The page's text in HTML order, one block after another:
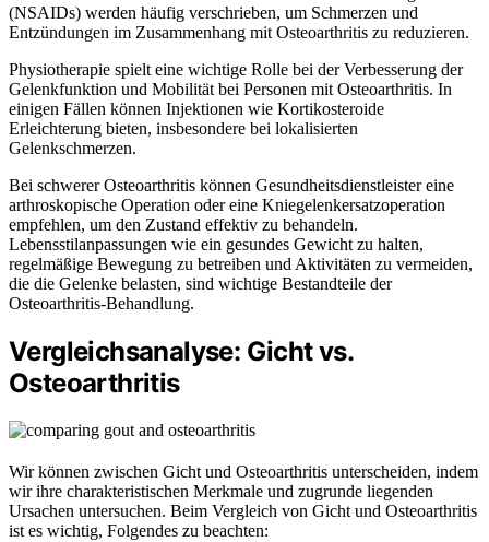
(NSAIDs) werden häufig verschrieben, um Schmerzen und
Entzündungen im Zusammenhang mit Osteoarthritis zu reduzieren.
Physiotherapie spielt eine wichtige Rolle bei der Verbesserung der
Gelenkfunktion und Mobilität bei Personen mit Osteoarthritis. In
einigen Fällen können Injektionen wie Kortikosteroide
Erleichterung bieten, insbesondere bei lokalisierten
Gelenkschmerzen.
Bei schwerer Osteoarthritis können Gesundheitsdienstleister eine
arthroskopische Operation oder eine Kniegelenkersatzoperation
empfehlen, um den Zustand effektiv zu behandeln.
Lebensstilanpassungen wie ein gesundes Gewicht zu halten,
regelmäßige Bewegung zu betreiben und Aktivitäten zu vermeiden,
die die Gelenke belasten, sind wichtige Bestandteile der
Osteoarthritis-Behandlung.
Vergleichsanalyse: Gicht vs.
Osteoarthritis
Wir können zwischen Gicht und Osteoarthritis unterscheiden, indem
wir ihre charakteristischen Merkmale und zugrunde liegenden
Ursachen untersuchen. Beim Vergleich von Gicht und Osteoarthritis
ist es wichtig, Folgendes zu beachten: